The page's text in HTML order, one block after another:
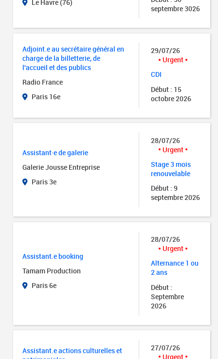
Le Havre (76)
septembre 3026
Adjoint.e au secrétaire général en
charge de la billetterie, de
l'accueil et des publics
Radio France
Paris 16e
29/07/26
Urgent
CDI
Début : 15
octobre 2026
Assistant·e de galerie
Galerie Jousse Entreprise
Paris 3e
28/07/26
Urgent
Stage 3 mois
renouvelable
Début : 9
septembre 2026
Assistant.e booking
Tamam Production
Paris 6e
28/07/26
Urgent
Alternance 1 ou
2 ans
Début :
Septembre
2026
Assistant.e actions culturelles et
27/07/26
Urgent